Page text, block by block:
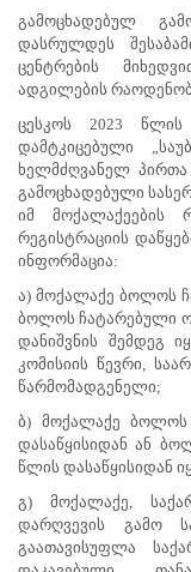
აღნიშნული
სიახლეს
წარმოადგენს
და
საარჩევნო
რეფორმას
ეხმიანება,
რომლის
თანახმად,
სერტიფიკატის
ფლობა
სავალდებულოა
საუბნო
საარჩევნო
კომისიის
ხელმძღვანელი
პირების
(საქართველოს
საარჩევნო
კოდექსით
გათვალისწინებული
შემთხვევების
გარდა).
გამოცხადებულ
დასრულდეს
ცენტრების
ადგილების
ცესკოს 2023
დამტკიცებული
ხელმძღვანელ
გამოცხადებული
იმ მოქალაქეების
რეგისტრაციის
ინფორმაცია:
ა) მოქალაქე ბოლოს
ბოლოს ჩატარებული
დანიშვნის შემდეგ
კომისიის წევრი,
წარმომადგენელი;
ბ) მოქალაქე ბოლოს
დასაწყისიდან ან
წლის დასაწყისიდან
გ) მოქალაქე,
დარღვევის გამო
გაათავისუფლა